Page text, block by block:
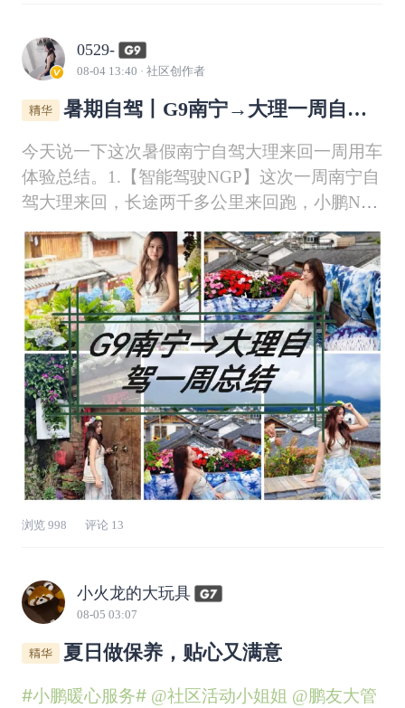
0529-
08-04 13:40 · 社区创作者
暑期自驾丨G9南宁→大理一周自驾
今天说一下这次暑假南宁自驾大理来回一周用车
体验总结。1.【智能驾驶NGP】这次一周南宁自
驾大理来回，长途两千多公里来回跑，小鹏NGP
智驾真的是长途出行的最大底气。314天累计辅
助驾驶已经跑到8225km，一半以上的行驶里程
都交给了智驾，累计辅助驾驶时长85.1小时，这
周自驾游直接1202.05km，
浏览 998 评论 13
小火龙的大玩具
08-05 03:07
夏日做保养，贴心又满意
#小鹏暖心服务# @社区活动小姐姐 @鹏友大管